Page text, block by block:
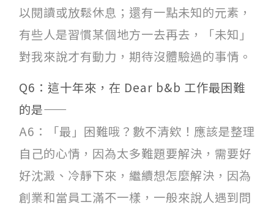
以閱讀或放鬆休息；還有一點未知的元素，
有些人是習慣某個地方一去再去，「未知」
對我來說才有動力，期待沒體驗過的事情。
Q6：這十年來，在 Dear b&b 工作最困難
的是——
A6：「最」困難哦？數不清欸！應該是整理
自己的心情，因為太多難題要解決，需要好
好沈澱、冷靜下來，繼續想怎麼解決，因為
創業和當員工滿不一樣，一般來說人遇到問